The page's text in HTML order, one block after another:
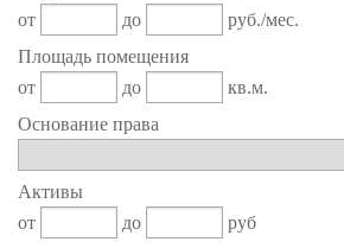
от
до
руб./мес.
Площадь помещения
от
до
кв.м.
Основание права
Активы
от
до
руб